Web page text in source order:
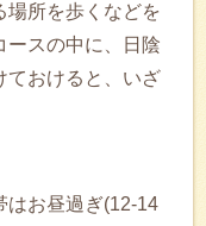
場所を歩くなどを
ースの中に、日陰
ておけると、いざ
はお昼過ぎ(12-14